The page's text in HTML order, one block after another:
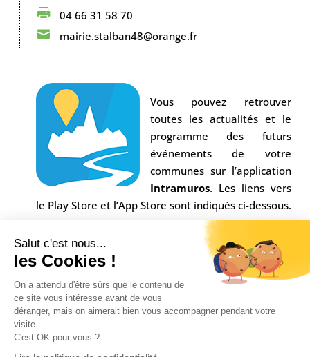
Salut c'est nous...
les Cookies !
On a attendu d'être sûrs que le contenu de
ce site vous intéresse avant de vous
déranger, mais on aimerait bien vous accompagner pendant votre
visite...
C'est OK pour vous ?
 04 66 31 58 70
 mairie.stalban48@orange.fr
Vous pouvez retrouver
toutes les actualités et le
programme des futurs
événements de votre
communes sur l’application
Intramuros. Les liens vers
le Play Store et l’App Store sont indiqués ci-dessous.
Conception AgenceMultiweb